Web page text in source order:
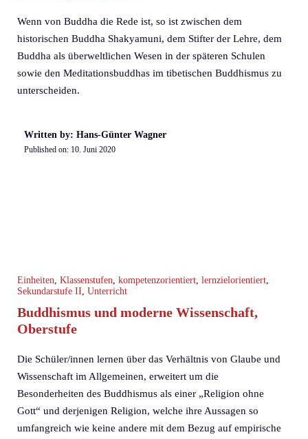
Wenn von Buddha die Rede ist, so ist zwischen dem
historischen Buddha Shakyamuni, dem Stifter der Lehre, dem
Buddha als überweltlichen Wesen in der späteren Schulen
sowie den Meditationsbuddhas im tibetischen Buddhismus zu
unterscheiden.
Written by: Hans-Günter Wagner
Published on: 10. Juni 2020
Einheiten, Klassenstufen, kompetenzorientiert, lernzielorientiert,
Sekundarstufe II, Unterricht
Buddhismus und moderne Wissenschaft,
Oberstufe
Die Schüler/innen lernen über das Verhältnis von Glaube und
Wissenschaft im Allgemeinen, erweitert um die
Besonderheiten des Buddhismus als einer „Religion ohne
Gott“ und derjenigen Religion, welche ihre Aussagen so
umfangreich wie keine andere mit dem Bezug auf empirische